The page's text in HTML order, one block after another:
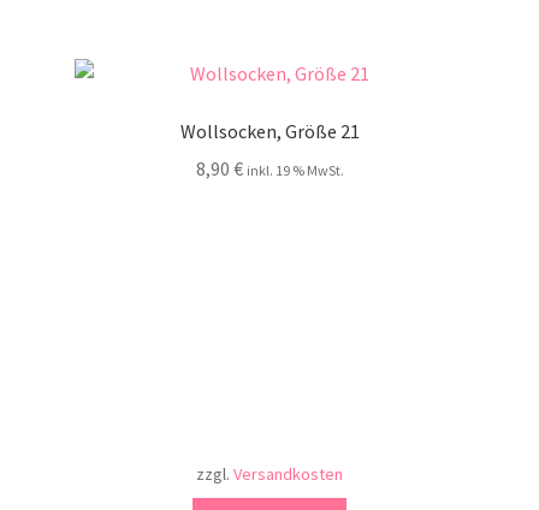
Wollsocken, Größe 21
8,90 € inkl. 19 % MwSt.
zzgl. Versandkosten